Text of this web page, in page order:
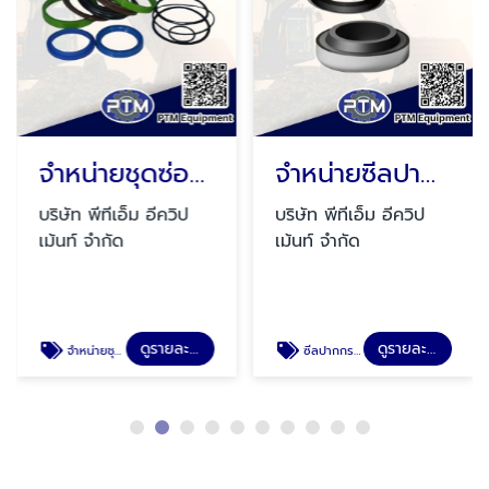
จำหน่ายชุดซ่อมซีล
บริษัท พีทีเอ็ม อีควิป
เม้นท์ จำกัด
จำหน่ายชุดซ่อมซีล ดูรายละเอียด
จำหน่ายซีลปากกระบอก
บริษัท พีทีเอ็ม อีควิป
เม้นท์ จำกัด
ซีลปากกระบอก ดูรายละเอียด